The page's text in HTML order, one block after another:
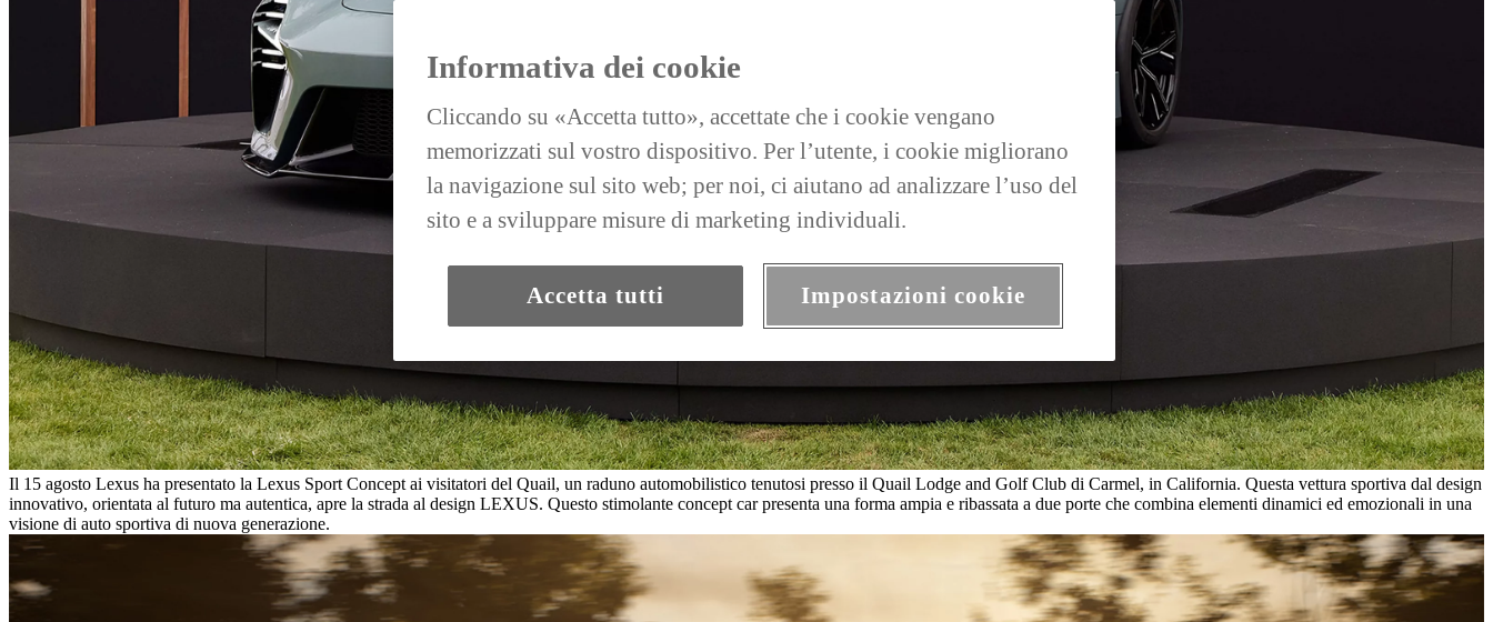
Il 15 agosto Lexus ha presentato la Lexus Sport Concept ai visitatori del Quail, un raduno automobilistico tenutosi presso il Quail Lodge and Golf Club di Carmel, in California. Questa vettura sportiva dal design
innovativo, orientata al futuro ma autentica, apre la strada al design LEXUS. Questo stimolante concept car presenta una forma ampia e ribassata a due porte che combina elementi dinamici ed emozionali in una
visione di auto sportiva di nuova generazione.
Informativa dei cookie
Cliccando su «Accetta tutto», accettate che i cookie vengano
memorizzati sul vostro dispositivo. Per l’utente, i cookie migliorano
la navigazione sul sito web; per noi, ci aiutano ad analizzare l’uso del
sito e a sviluppare misure di marketing individuali.
Accetta tutti Impostazioni cookie